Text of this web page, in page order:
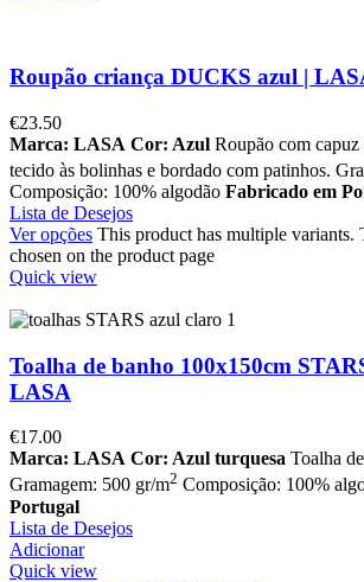
Roupão criança DUCKS azul |
€23.50
Marca: LASA Cor: Azul Roupão com
tecido às bolinhas e bordado com patinhos.
Composição: 100% algodão Fabricado em
Lista de Desejos
Ver opções This product has multiple variants.
chosen on the product page
Quick view
Toalha de banho 100x150cm
LASA
€17.00
Marca: LASA Cor: Azul turquesa Toalha
Gramagem: 500 gr/m2 Composição: 100%
Portugal
Lista de Desejos
Adicionar
Quick view